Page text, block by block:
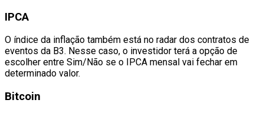
IPCA
O índice da inflação também está no radar dos contratos de
eventos da B3. Nesse caso, o investidor terá a opção de
escolher entre Sim/Não se o IPCA mensal vai fechar em
determinado valor.
Bitcoin